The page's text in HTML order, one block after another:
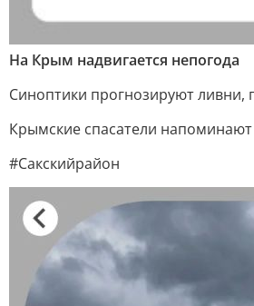
На Крым надвигается непогода
Синоптики прогнозируют ливни,
Крымские спасатели напоминают
#Сакскийрайон